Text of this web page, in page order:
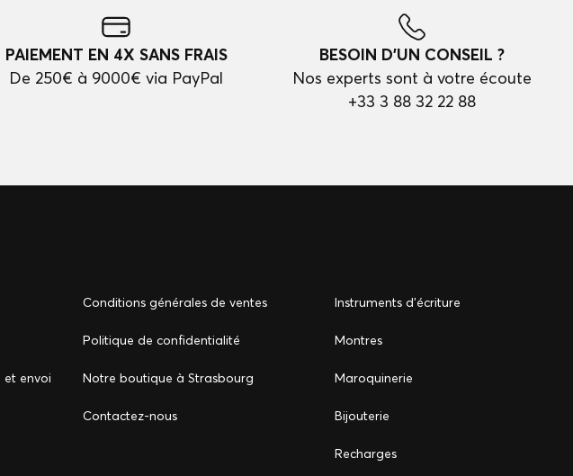
PAIEMENT EN 4X SANS FRAIS
De 250€ à 9000€ via PayPal
BESOIN D'UN CONSEIL ?
Nos experts sont à votre écoute
+33 3 88 32 22 88
et envoi
Conditions générales de ventes
Politique de confidentialité
Notre boutique à Strasbourg
Сontactez-nous
Instruments d'écriture
Montres
Maroquinerie
Bijouterie
Recharges